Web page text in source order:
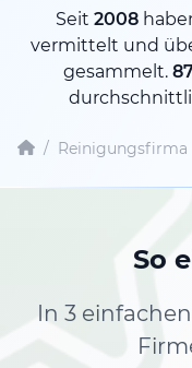
Seit 2008
vermittelt und
gesammelt.
/ Reinigungsfirma
So
In 3